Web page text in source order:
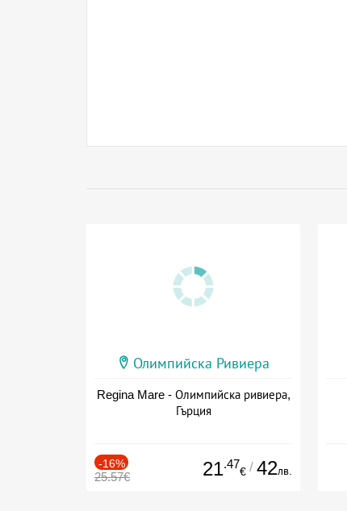
Олимпийска Ривиера
Regina Mare - Олимпийска ривиера,
Гърция
-16%
25.57€ 21.47
€ / 42лв.